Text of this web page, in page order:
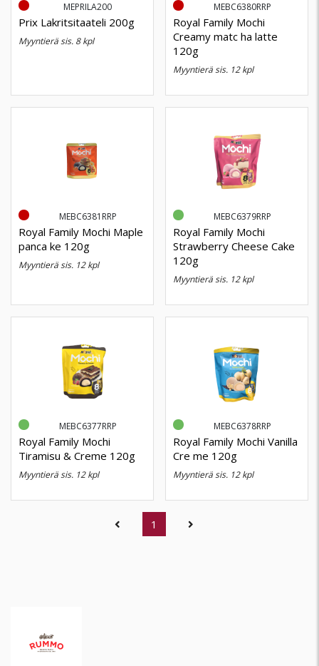
MEPRILA200
Prix Lakritsitaateli 200g
myyntierä sis. 8 kpl
MEBC6380RRP
Royal Family Mochi
Creamy matc ha latte
120g
myyntierä sis. 12 kpl
MEBC6381RRP
Royal Family Mochi Maple
panca ke 120g
myyntierä sis. 12 kpl
MEBC6379RRP
Royal Family Mochi
Strawberry Cheese Cake
120g
myyntierä sis. 12 kpl
MEBC6377RRP
Royal Family Mochi
Tiramisu & Creme 120g
myyntierä sis. 12 kpl
MEBC6378RRP
Royal Family Mochi Vanilla
Cre me 120g
myyntierä sis. 12 kpl
1 (current)